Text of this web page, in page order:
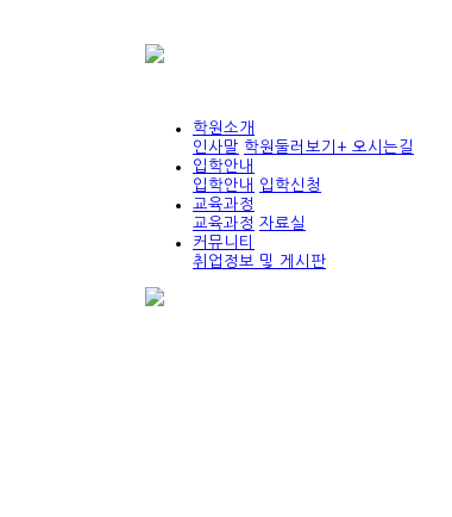
학원소개
인사말 학원둘러보기+ 오시는길
입학안내
입학안내
입학신청
교육과정
교육과정 자료실
커뮤니티
취업정보 및 게시판